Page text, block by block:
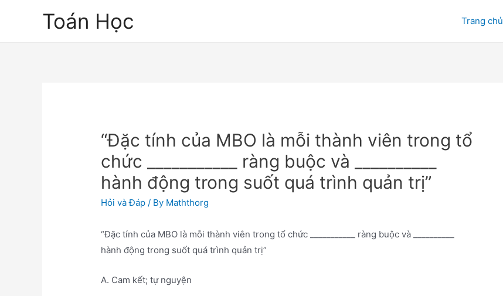
Toán Học Trang chủ
“Đặc tính của MBO là mỗi thành viên trong tổ
chức ___________ ràng buộc và __________
hành động trong suốt quá trình quản trị”
Hỏi và Đáp / By Maththorg
“Đặc tính của MBO là mỗi thành viên trong tổ chức ___________ ràng buộc và __________
hành động trong suốt quá trình quản trị”
A. Cam kết; tự nguyện